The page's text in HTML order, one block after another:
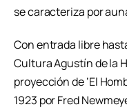
se caracteriza por
Con entrada libre
Cultura Agustín de la
proyección de ‘El
1923 por Fred